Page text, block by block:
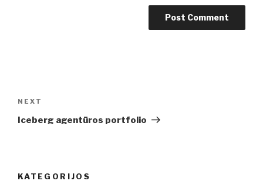
navigation
Next
Post
NEXT
Iceberg agentūros portfolio
KATEGORIJOS